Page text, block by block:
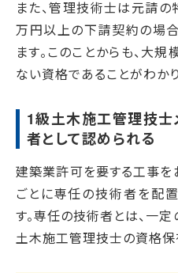
また、管理技術士は元請
万円以上の下請契約の場
ます。このことからも、大
ない資格であることがわかり
1級土木施工管理技士
者として認められる
建築業許可を要する工事を
ごとに専任の技術者を配
す。専任の技術者とは、一
土木施工管理技士の資格保